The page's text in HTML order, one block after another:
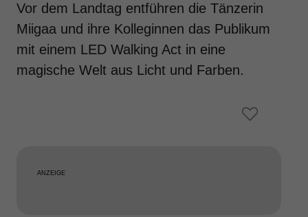
Vor dem Landtag entführen die Tänzerin
Miigaa und ihre Kolleginnen das Publikum
mit einem LED Walking Act in eine
magische Welt aus Licht und Farben.
ANZEIGE